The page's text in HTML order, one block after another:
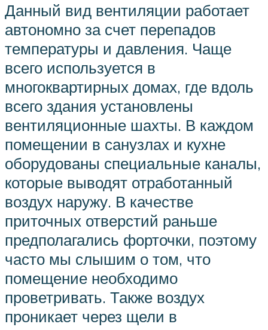
Данный вид вентиляции работает
автономно за счет перепадов
температуры и давления. Чаще
всего используется в
многоквартирных домах, где вдоль
всего здания установлены
вентиляционные шахты. В каждом
помещении в санузлах и кухне
оборудованы специальные каналы,
которые выводят отработанный
воздух наружу. В качестве
приточных отверстий раньше
предполагались форточки, поэтому
часто мы слышим о том, что
помещение необходимо
проветривать. Также воздух
проникает через щели в